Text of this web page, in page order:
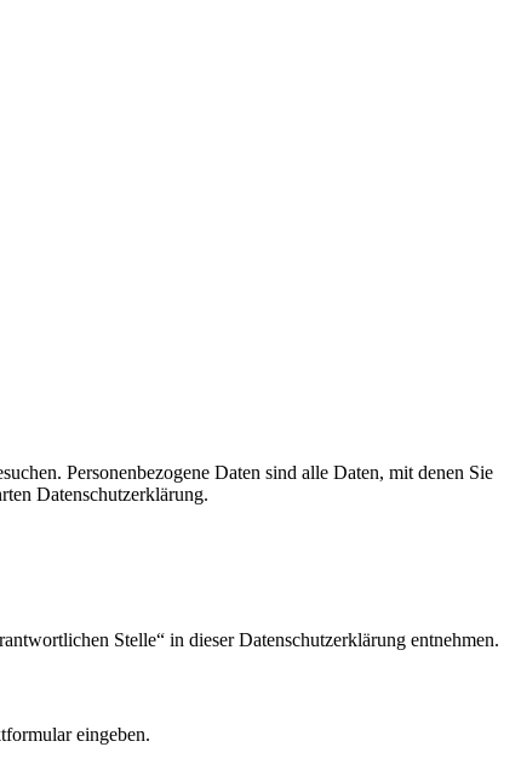
Personenbezogene Daten sind alle Daten, mit denen Sie
Datenschutzerklärung.
Stelle“ in dieser Datenschutzerklärung entnehmen.
eingeben.